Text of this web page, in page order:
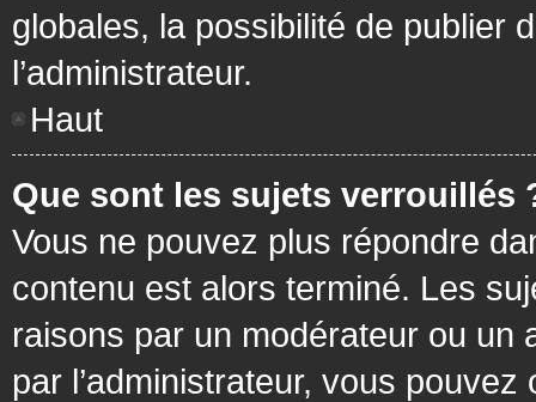
globales, la possibilité de publier
l’administrateur.
Haut
Que sont les sujets verrouillés
Vous ne pouvez plus répondre
contenu est alors terminé. Les
raisons par un modérateur ou un
par l’administrateur, vous